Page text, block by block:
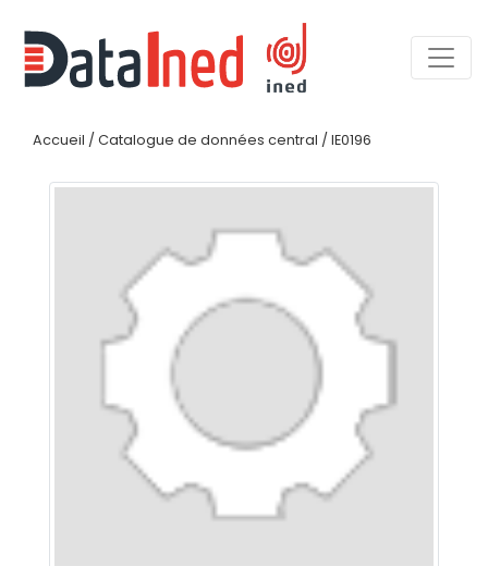
Accueil / Catalogue de données central / IE0196